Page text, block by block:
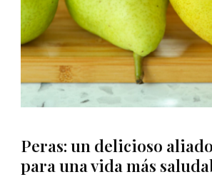
Peras: un delicioso
para una vida más